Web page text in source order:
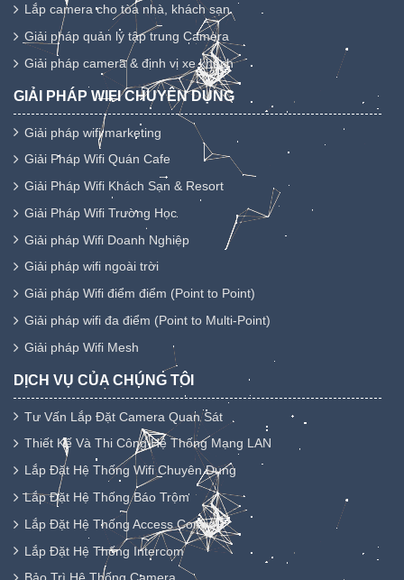
Lắp camera cho tòa nhà, khách sạn
Giải pháp quản lý tập trung Camera
Giải pháp camera & định vị xe khách
GIẢI PHÁP WIFI CHUYÊN DỤNG
Giải pháp wifi marketing
Giải Pháp Wifi Quán Cafe
Giải Pháp Wifi Khách Sạn & Resort
Giải Pháp Wifi Trường Học
Giải pháp Wifi Doanh Nghiệp
Giải pháp wifi ngoài trời
Giải pháp Wifi điểm điểm (Point to Point)
Giải pháp wifi đa điểm (Point to Multi-Point)
Giải pháp Wifi Mesh
DỊCH VỤ CỦA CHÚNG TÔI
Tư Vấn Lắp Đặt Camera Quan Sát
Thiết Kế Và Thi Công Hệ Thống Mạng LAN
Lắp Đặt Hệ Thống Wifi Chuyên Dụng
Lắp Đặt Hệ Thống Báo Trộm
Lắp Đặt Hệ Thống Access Control
Lắp Đặt Hệ Thống Intercom